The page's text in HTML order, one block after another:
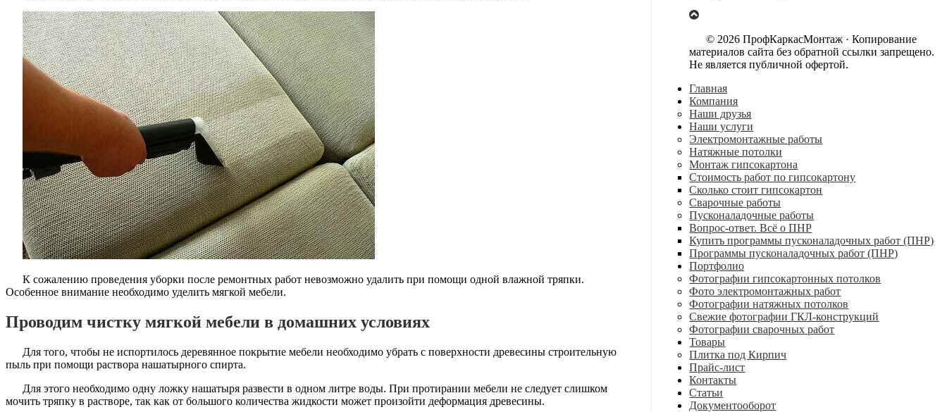
К сожалению проведения уборки после ремонтных работ невозможно удалить при помощи одной влажной тряпки.
Особенное внимание необходимо уделить мягкой мебели.
Проводим чистку мягкой мебели в домашних условиях
Для того, чтобы не испортилось деревянное покрытие мебели необходимо убрать с поверхности древесины строительную
пыль при помощи раствора нашатырного спирта.
Для этого необходимо одну ложку нашатыря развести в одном литре воды. При протирании мебели не следует слишком
мочить тряпку в растворе, так как от большого количества жидкости может произойти деформация древесины.
© 2026 ПрофКаркасМонтаж · Копирование
материалов сайта без обратной ссылки запрещено.
Не является публичной офертой.
Главная
Компания
Наши друзья
Наши услуги
Электромонтажные работы
Натяжные потолки
Монтаж гипсокартона
Стоимость работ по гипсокартону
Сколько стоит гипсокартон
Сварочные работы
Пусконаладочные работы
Вопрос-ответ. Всё о ПНР
Купить программы пусконаладочных работ (ПНР)
Программы пусконаладочных работ (ПНР)
Портфолио
Фотографии гипсокартонных потолков
Фото электромонтажных работ
Фотографии натяжных потолков
Свежие фотографии ГКЛ-конструкций
Фотографии сварочных работ
Товары
Плитка под Кирпич
Прайс-лист
Контакты
Статьи
Документооборот